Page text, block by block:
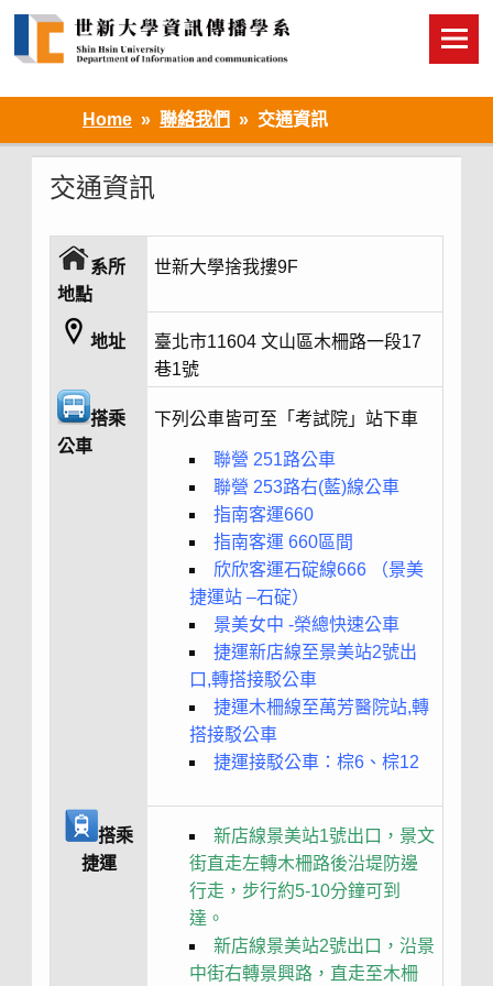
Home 聯絡我們 交通資訊
交通資訊
系所
地點
世新大學捨我摟9F
地址
臺北市11604 文山區木柵路一段17
巷1號
搭乘
公車
下列公車皆可至「考試院」站下車
聯營 251路公車
聯營 253路右(藍)線公車
指南客運660
指南客運 660區間
欣欣客運石碇線666 （景美
捷運站 –石碇）
景美女中 -榮總快速公車
捷運新店線至景美站2號出
口,轉搭接駁公車
捷運木柵線至萬芳醫院站,轉
搭接駁公車
捷運接駁公車：棕6、棕12
搭乘
捷運
新店線景美站1號出口，景文
街直走左轉木柵路後沿堤防邊
行走，步行約5-10分鐘可到
達。
新店線景美站2號出口，沿景
中街右轉景興路，直走至木柵